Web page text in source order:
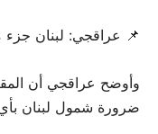
📌 عراقجي: لبنان جزء
وأوضح عراقجي أن
ضرورة شمول لبنان